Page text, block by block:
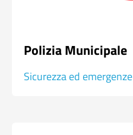
Polizia Municipale
Sicurezza ed emergenze